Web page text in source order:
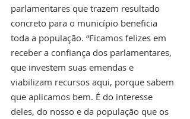
parlamentares que trazem resultado
concreto para o município beneficia
toda a população. “Ficamos felizes em
receber a confiança dos parlamentares,
que investem suas emendas e
viabilizam recursos aqui, porque sabem
que aplicamos bem. É do interesse
deles, do nosso e da população que os